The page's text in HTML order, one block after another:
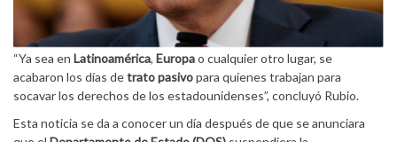
“Ya sea en Latinoamérica, Europao cualquier otro lugar, se
acabaron los días detrato pasivopara quienes trabajan para
socavar los derechos de los estadounidenses”, concluyó Rubio.
Esta noticia se da a conocer un día después de que se anunciara